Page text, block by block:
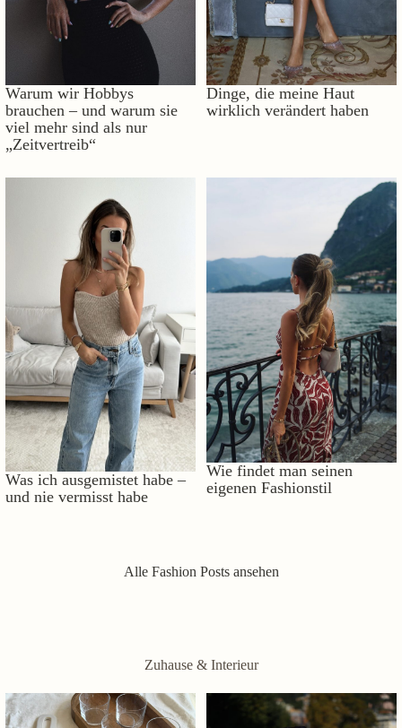
Warum wir Hobbys
brauchen – und warum sie
viel mehr sind als nur
„Zeitvertreib“
Dinge, die meine Haut
wirklich verändert haben
Was ich ausgemistet habe –
und nie vermisst habe
Wie findet man seinen
eigenen Fashionstil
Alle Fashion Posts ansehen
Zuhause & Interieur